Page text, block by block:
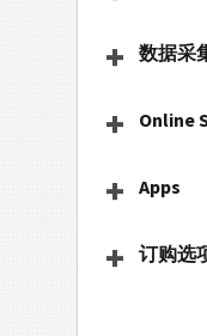
数据采
Online
Apps
订购选